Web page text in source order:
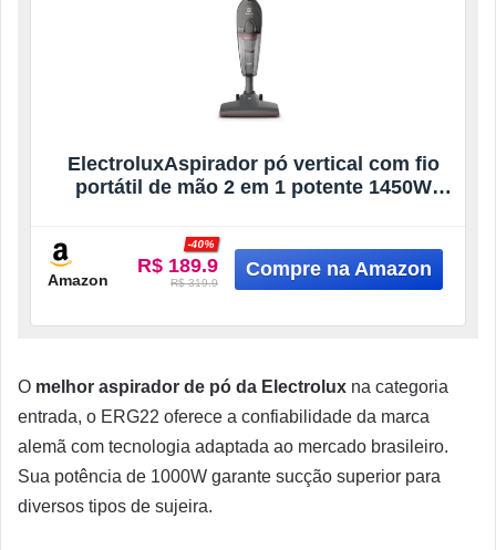
ElectroluxAspirador pó vertical com fio
portátil de mão 2 em 1 potente 1450W
STK15 220V Cinza Urban Grey
Amazon
R$ 189.9
-40%
R$ 319.9
O melhor aspirador de pó da Electrolux na categoria
entrada, o ERG22 oferece a confiabilidade da marca
alemã com tecnologia adaptada ao mercado brasileiro.
Sua potência de 1000W garante sucção superior para
diversos tipos de sujeira.